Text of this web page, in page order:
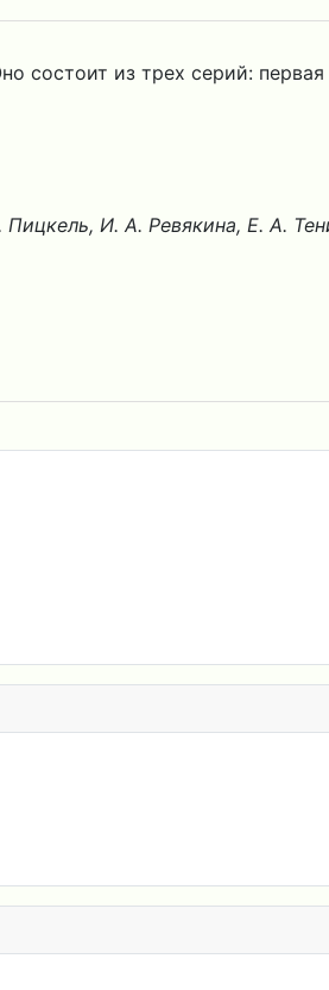
состоит из трех серий:
И. А. Ревякина, Е. А.